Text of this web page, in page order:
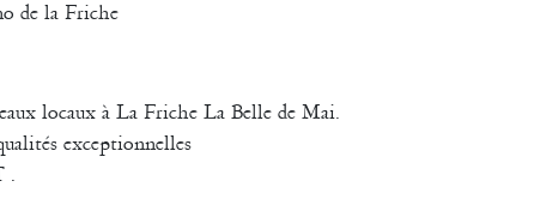
de la Friche
locaux à La Friche La Belle de Mai.
exceptionnelles
.